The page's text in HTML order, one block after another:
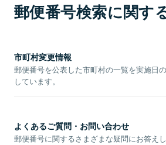
郵便番号検索に関す
市町村変更情報
郵便番号を公表した市町村の一覧を実施日
しています。
よくあるご質問・お問い合わせ
郵便番号に関するさまざまな疑問にお答えし